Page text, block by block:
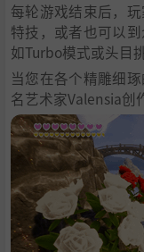
每轮游戏结束后，
特技，或者也可以
如Turbo模式或头目
当您在各个精雕细
名艺术家Valensia创